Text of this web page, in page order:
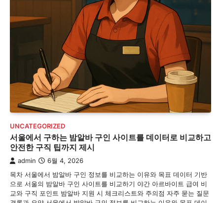
UNCATEGORIZED
서울에서 구하는 밤알바 구인 사이트를 데이터로 비교하고
안전한 구직 팁까지 제시
admin 6월 4, 2026
목차 서울에서 밤알바 구인 정보를 비교하는 이유와 목표 데이터 기반
으로 서울의 밤알바 구인 사이트를 비교하기 야간 아르바이트 급여 비
교와 구직 포인트 밤알바 지원 시 체크리스트와 주의점 자주 묻는 질문